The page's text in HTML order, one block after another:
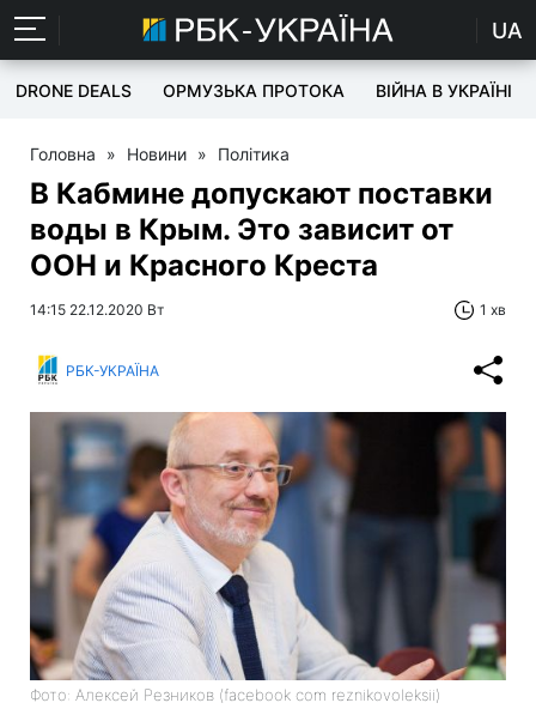
UA
DRONE DEALS ОРМУЗЬКА ПРОТОКА ВІЙНА В УКРАЇНІ
Головна » Новини » Політика
В Кабмине допускают поставки
воды в Крым. Это зависит от
ООН и Красного Креста
14:15 22.12.2020 Вт 1 хв
РБК-УКРАЇНА
Фото: Алексей Резников (facebook com reznikovoleksii)